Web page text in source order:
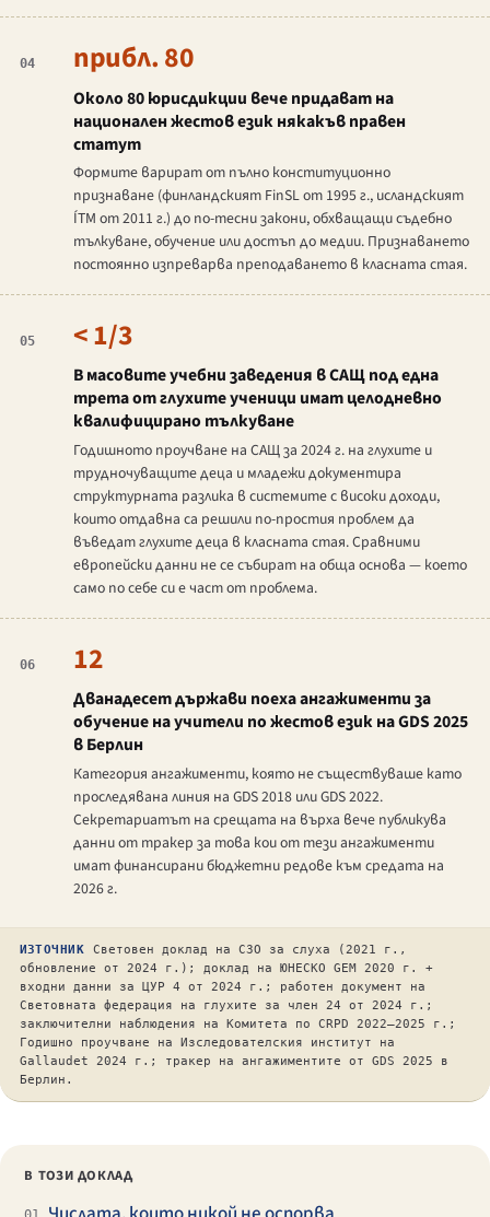
04 прибл. 80
Около 80 юрисдикции вече придават на
национален жестов език някакъв правен
статут
Формите варират от пълно конституционно
признаване (финландският FinSL от 1995 г., исландският
ÍTM от 2011 г.) до по-тесни закони, обхващащи съдебно
тълкуване, обучение или достъп до медии. Признаването
постоянно изпреварва преподаването в класната стая.
05 < 1/3
В масовите учебни заведения в САЩ под една
трета от глухите ученици имат целодневно
квалифицирано тълкуване
Годишното проучване на САЩ за 2024 г. на глухите и
трудночуващите деца и младежи документира
структурната разлика в системите с високи доходи,
които отдавна са решили по-простия проблем да
въведат глухите деца в класната стая. Сравними
европейски данни не се събират на обща основа — което
само по себе си е част от проблема.
06 12
Дванадесет държави поеха ангажименти за
обучение на учители по жестов език на GDS 2025
в Берлин
Категория ангажименти, която не съществуваше като
проследявана линия на GDS 2018 или GDS 2022.
Секретариатът на срещата на върха вече публикува
данни от тракер за това кои от тези ангажименти
имат финансирани бюджетни редове към средата на
2026 г.
ИЗТОЧНИК
Световен доклад на СЗО за слуха (2021 г.,
обновление от 2024 г.); доклад на ЮНЕСКО GEM 2020 г. +
входни данни за ЦУР 4 от 2024 г.; работен документ на
Световната федерация на глухите за член 24 от 2024 г.;
заключителни наблюдения на Комитета по CRPD 2022–2025 г.;
Годишно проучване на Изследователския институт на
Gallaudet 2024 г.; тракер на ангажиментите от GDS 2025 в
Берлин.
В ТОЗИ ДОКЛАД